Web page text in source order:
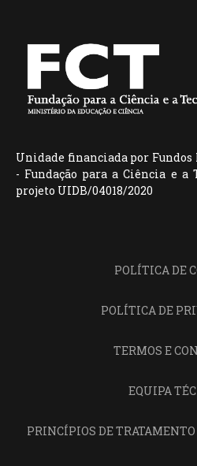
Unidade financiada por Fundos
- Fundação para a Ciência e a
projeto UIDB/04018/2020
POLÍTICA DE
POLÍTICA DE
TERMOS E
EQUIPA
PRINCÍPIOS DE TRATAMENTO